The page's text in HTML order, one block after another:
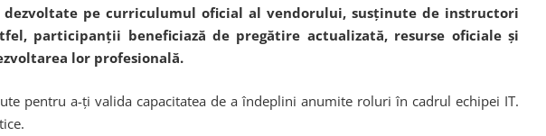
pe curriculumul oficial al vendorului, susținute de instructori
participanții beneficiază de pregătire actualizată, resurse oficiale și
lor profesională.
pentru a-ți valida capacitatea de a îndeplini anumite roluri în cadrul echipei IT.